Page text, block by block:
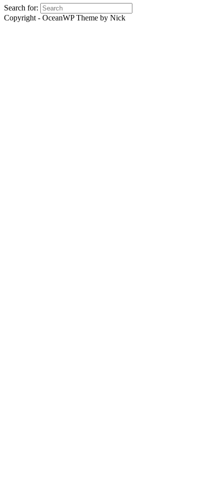
Search for:
Copyright - OceanWP Theme by Nick